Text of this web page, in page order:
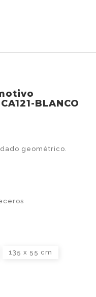
BLANCO
geométrico.
135 x 55 cm